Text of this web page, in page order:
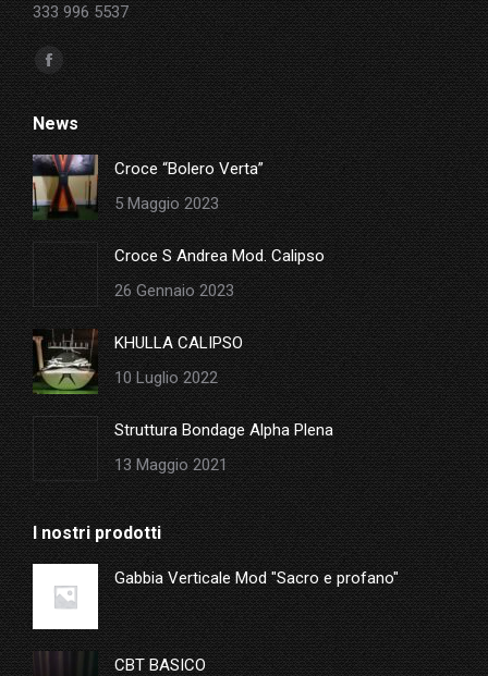
333 996 5537
Ci puoi trovare su:
Facebook
page
opens
in
new
window
News
Croce “Bolero Verta”
5 Maggio 2023
Croce S Andrea Mod. Calipso
26 Gennaio 2023
KHULLA CALIPSO
10 Luglio 2022
Struttura Bondage Alpha Plena
13 Maggio 2021
I nostri prodotti
Gabbia Verticale Mod "Sacro e profano"
CBT BASICO